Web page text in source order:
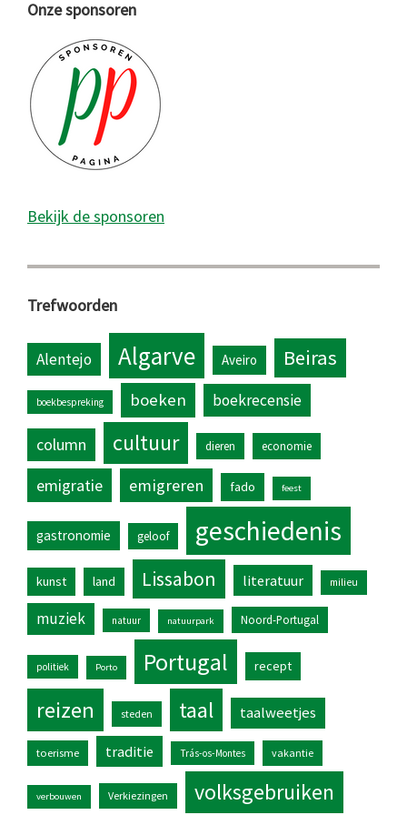
Onze sponsoren
Bekijk de sponsoren
Trefwoorden
Alentejo Algarve Aveiro Beiras
boekbespreking boeken boekrecensie
column cultuur dieren economie
emigratie emigreren fado feest
gastronomie geloof geschiedenis
kunst land Lissabon literatuur milieu
muziek natuur natuurpark Noord-Portugal
politiek Porto Portugal recept
reizen steden taal taalweetjes
toerisme traditie Trás-os-Montes vakantie
verbouwen Verkiezingen volksgebruiken